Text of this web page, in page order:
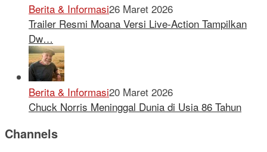
Berita & Informasi26 Maret 2026
Trailer Resmi Moana Versi Live-Action Tampilkan
Dw…
Berita & Informasi20 Maret 2026
Chuck Norris Meninggal Dunia di Usia 86 Tahun
Channels